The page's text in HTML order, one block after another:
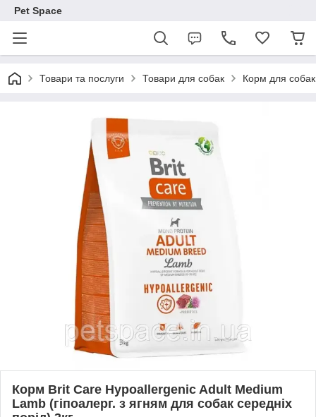
Pet Space
Товари та послуги Товари для собак Корм для собак
Корм Brit Care Hypoallergenic Adult Medium
Lamb (гіпоалерг. з ягням для собак середніх